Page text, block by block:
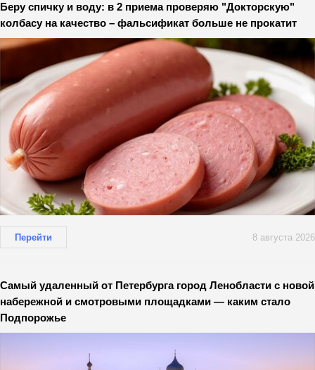
Беру спичку и воду: в 2 приема проверяю "Докторскую"
колбасу на качество – фальсификат больше не прокатит
Перейти 8 августа 2026
Самый удаленный от Петербурга город Ленобласти с новой
набережной и смотровыми площадками — каким стало
Подпорожье